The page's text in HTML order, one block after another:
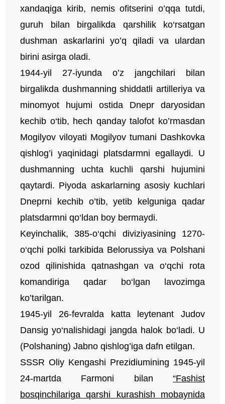
xandaqiga kirib, nemis ofitserini o’qqa tutdi,
guruh bilan birgalikda qarshilik ko‘rsatgan
dushman askarlarini yo’q qiladi va ulardan
birini asirga oladi.
1944-yil 27-iyunda o’z jangchilari bilan
birgalikda dushmanning shiddatli artilleriya va
minomyot hujumi ostida Dnepr daryosidan
kechib o‘tib, hech qanday talofot ko’rmasdan
Mogilyov viloyati Mogilyov tumani Dashkovka
qishlog’i yaqinidagi platsdarmni egallaydi. U
dushmanning uchta kuchli qarshi hujumini
qaytardi. Piyoda askarlarning asosiy kuchlari
Dneprni kechib o’tib, yetib kelguniga qadar
platsdarmni qo‘ldan boy bermaydi.
Keyinchalik, 385-o‘qchi diviziyasining 1270-
o‘qchi polki tarkibida Belorussiya va Polshani
ozod qilinishida qatnashgan va o‘qchi rota
komandiriga qadar bo‘lgan lavozimga
ko’tarilgan.
1945-yil 26-fevralda katta leytenant Judov
Dansig yo‘nalishidagi jangda halok bo‘ladi. U
(Polshaning) Jabno qishlog’iga dafn etilgan.
SSSR Oliy Kengashi Prezidiumining 1945-yil
24-martda Farmoni bilan “Fashist
bosqinchilariga qarshi kurashish mobaynida